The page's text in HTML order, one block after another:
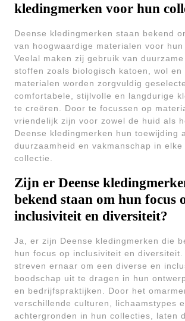
kledingmerken voor hun
Deense kledingmerken staan bekend
van hoogwaardige materialen voor hun
Veelal maken zij gebruik van
stoffen zoals biologisch katoen, wol en
materialen worden zorgvuldig
comfortabele, stijlvolle en langdurige
te creëren. Door te focussen op
vriendelijk zijn voor zowel de huid als
Deense kledingmerken hun toewijding
duurzaamheid en vakmanschap in elke
collectie.
Zijn er Deense
bekend staan om hun focus
inclusiviteit en diversiteit?
Ja, er zijn Deense kledingmerken die
hun focus op inclusiviteit en diversiteit.
streven ernaar om een diverse en
boodschap uit te dragen in hun
en bedrijfspraktijken. Door het
verschillende culturen, lichaamstypes
achtergronden in hun collecties, laten